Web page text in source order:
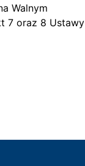
Walnym
7 oraz 8 Ustawy